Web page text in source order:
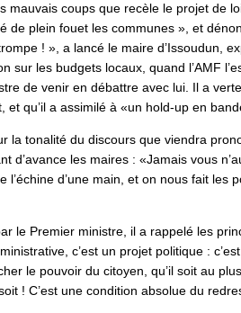
mauvais coups que recèle le projet de
de plein fouet les communes », et
! », a lancé le maire d’Issoudun,
sur les budgets locaux, quand l’AMF
de venir en débattre avec lui. Il a
qu’il a assimilé à «un hold-up en
la tonalité du discours que viendra
d’avance les maires : «Jamais vous
d’une main, et on nous fait les
le Premier ministre, il a rappelé les
c’est un projet politique :
le pouvoir du citoyen, qu’il soit au
! C’est une condition absolue du